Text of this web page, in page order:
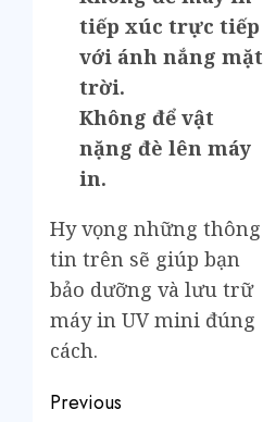
tiếp xúc trực tiếp
với ánh nắng mặt
trời.
Không để vật
nặng đè lên máy
in.
Hy vọng những thông
tin trên sẽ giúp bạn
bảo dưỡng và lưu trữ
máy in UV mini đúng
cách.
Previous